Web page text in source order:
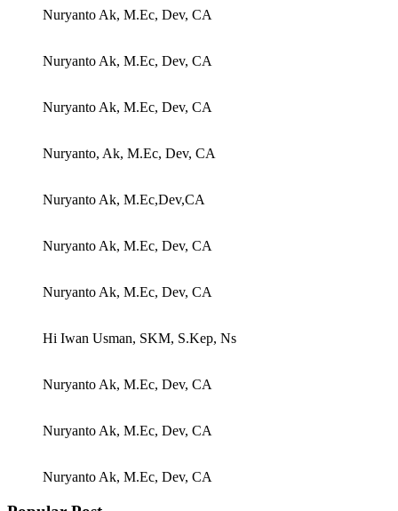
Nuryanto Ak, M.Ec, Dev, CA
Nuryanto Ak, M.Ec, Dev, CA
Nuryanto Ak, M.Ec, Dev, CA
Nuryanto, Ak, M.Ec, Dev, CA
Nuryanto Ak, M.Ec,Dev,CA
Nuryanto Ak, M.Ec, Dev, CA
Nuryanto Ak, M.Ec, Dev, CA
Hi Iwan Usman, SKM, S.Kep, Ns
Nuryanto Ak, M.Ec, Dev, CA
Nuryanto Ak, M.Ec, Dev, CA
Nuryanto Ak, M.Ec, Dev, CA